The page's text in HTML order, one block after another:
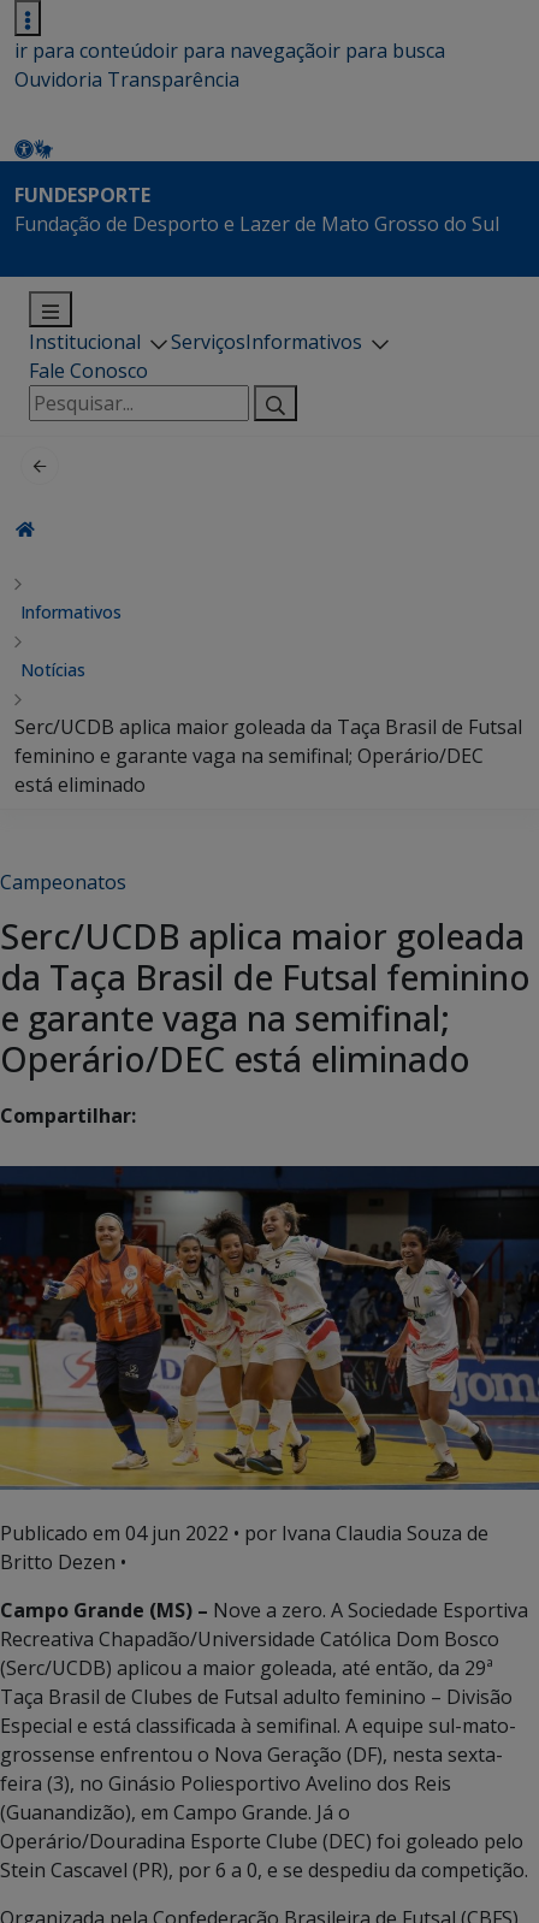
ir para conteúdoir para navegaçãoir para busca
Ouvidoria Transparência
FUNDESPORTE
Fundação de Desporto e Lazer de Mato Grosso do Sul
Institucional ServiçosInformativos
Fale Conosco
Pesquisar
por:
Informativos
Notícias
Serc/UCDB aplica maior goleada da Taça Brasil de Futsal
feminino e garante vaga na semifinal; Operário/DEC
está eliminado
Campeonatos
Serc/UCDB aplica maior goleada
da Taça Brasil de Futsal feminino
e garante vaga na semifinal;
Operário/DEC está eliminado
Compartilhar:
Publicado em 04 jun 2022 • por Ivana Claudia Souza de
Britto Dezen •
Campo Grande (MS) – Nove a zero. A Sociedade Esportiva
Recreativa Chapadão/Universidade Católica Dom Bosco
(Serc/UCDB) aplicou a maior goleada, até então, da 29ª
Taça Brasil de Clubes de Futsal adulto feminino – Divisão
Especial e está classificada à semifinal. A equipe sul-mato-
grossense enfrentou o Nova Geração (DF), nesta sexta-
feira (3), no Ginásio Poliesportivo Avelino dos Reis
(Guanandizão), em Campo Grande. Já o
Operário/Douradina Esporte Clube (DEC) foi goleado pelo
Stein Cascavel (PR), por 6 a 0, e se despediu da competição.